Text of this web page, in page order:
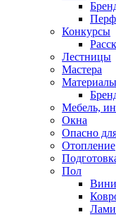
Конкурсы
Лестницы
Мастера
Материалы
Мебель,
Окна
Опасно
Отопление
Пол